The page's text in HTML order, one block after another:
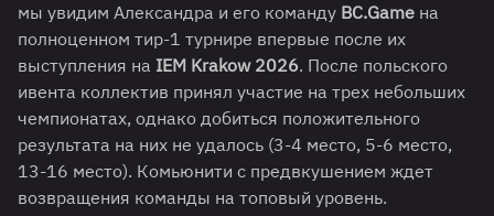
мы увидим Александра и его команду BC.Game на
полноценном тир-1 турнире впервые после их
выступления на IEM Krakow 2026. После польского
ивента коллектив принял участие на трех небольших
чемпионатах, однако добиться положительного
результата на них не удалось (3-4 место, 5-6 место,
13-16 место). Комьюнити с предвкушением ждет
возвращения команды на топовый уровень.